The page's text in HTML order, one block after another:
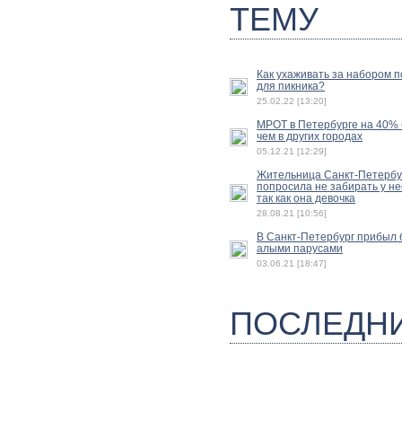
ТЕМУ
Как ухаживать за набором
для пикника?
25.02.22 [13:20]
МРОТ в Петербурге на 40%
чем в других городах
05.12.21 [12:29]
Жительница Санкт-
попросила не забирать у
так как она девочка
28.08.21 [10:56]
В Санкт-Петербург прибыл
алыми парусами
03.06.21 [18:47]